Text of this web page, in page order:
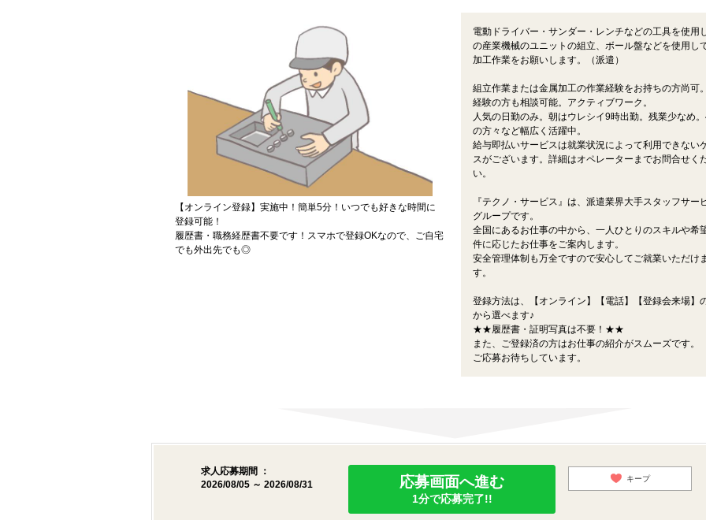
【オンライン登録】実施中！簡単5分！いつでも好きな時間に
登録可能！
履歴書・職務経歴書不要です！スマホで登録OKなので、ご自宅
でも外出先でも◎
電動ドライバー・サンダー・レンチなどの工具を使用
の産業機械のユニットの組立、ボール盤などを使用し
加工作業をお願いします。（派遣）
組立作業または金属加工の作業経験をお持ちの方尚可
経験の方も相談可能。アクティブワーク。
人気の日勤のみ。朝はウレシイ9時出勤。残業少なめ
の方々など幅広く活躍中。
給与即払いサービスは就業状況によって利用できない
スがございます。詳細はオペレーターまでお問合せく
い。
『テクノ・サービス』は、派遣業界大手スタッフサー
グループです。
全国にあるお仕事の中から、一人ひとりのスキルや希
件に応じたお仕事をご案内します。
安全管理体制も万全ですので安心してご就業いただけま
す。
登録方法は、【オンライン】【電話】【登録会来場】
から選べます♪
★★履歴書・証明写真は不要！★★
また、ご登録済の方はお仕事の紹介がスムーズです。
ご応募お待ちしています。
求人応募期間 ：
2026/08/05 ～ 2026/08/31
応募画面へ進む
1分で応募完了!!
キープ